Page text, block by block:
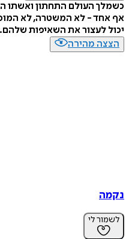
כשמלך העולם התחתון ואשתו
אף אחד - לא המשטרה, לא
יכול לעצור את השאיפות שלהם.
הצצה מהירה
נקמה
לשמור לי